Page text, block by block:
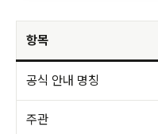
항목
공식 안내 명칭
주관